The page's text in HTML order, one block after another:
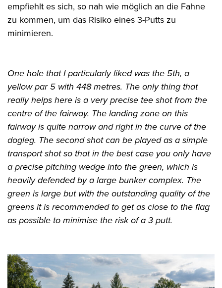
empfiehlt es sich, so nah wie möglich an die Fahne
zu kommen, um das Risiko eines 3-Putts zu
minimieren.
One hole that I particularly liked was the 5th, a
yellow par 5 with 448 metres. The only thing that
really helps here is a very precise tee shot from the
centre of the fairway. The landing zone on this
fairway is quite narrow and right in the curve of the
dogleg. The second shot can be played as a simple
transport shot so that in the best case you only have
a precise pitching wedge into the green, which is
heavily defended by a large bunker complex. The
green is large but with the outstanding quality of the
greens it is recommended to get as close to the flag
as possible to minimise the risk of a 3 putt.